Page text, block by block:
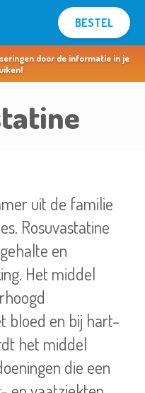
BESTEL
voor apothekers & artsen >
door de informatie in je
uit de familie
Rosuvastatine
en
Het middel
bloed en bij hart-
het middel
die een